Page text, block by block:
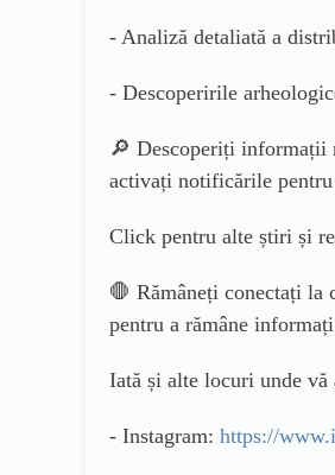
- Analiză detaliată a
- Descoperirile
🔎 Descoperiți informații
activați notificările
Click pentru alte știri și
🛑 Rămâneți conectați la
pentru a rămâne
Iată și alte locuri unde vă
- Instagram: https://